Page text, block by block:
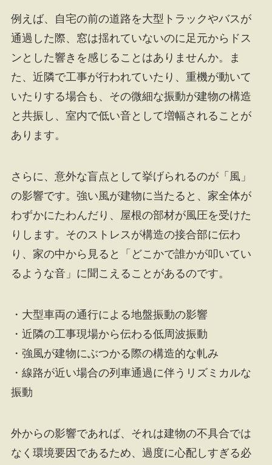
例えば、自宅の前の道路を大型トラックやバスが
通過した際、窓は揺れていないのに足元からドス
ンとした響きを感じることはありませんか。ま
た、近隣で工事が行われていたり、重機が動いて
いたりする場合も、その微細な振動が建物の構造
と共振し、室内で低い音として増幅されることが
あります。
さらに、意外な盲点として挙げられるのが「風」
の影響です。強い風が建物に当たると、家全体が
わずかにたわんだり、屋根の部材が風圧を受けた
りします。そのストレスが構造の接合部に伝わ
り、家の中から見ると「どこかで誰かが叩いてい
るような音」に聞こえることがあるのです。
・大型車両の通行による地盤振動の影響
・近隣の工事現場から伝わる低周波振動
・強風が建物にぶつかる際の構造的な軋み
・線路が近い場合の列車通過に伴うリズミカルな
振動
外からの影響であれば、それは建物の不具合では
なく環境要因であるため、過度に心配しすぎる必